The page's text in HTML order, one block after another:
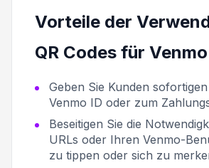
Vorteile der
QR Codes für Venmo
Geben Sie Kunden
Venmo ID oder zum
Beseitigen Sie die
URLs oder Ihren Venmo-
zu tippen oder sich zu